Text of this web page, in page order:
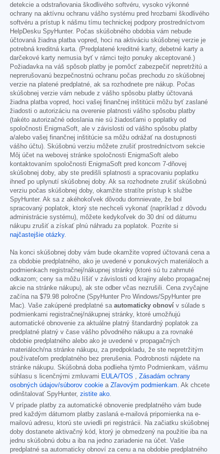
detekcie a odstraňovania škodlivého softvéru, vysoko výkonné
ochrany na aktívnu ochranu vášho systému pred hrozbami škodlivého
softvéru a prístup k nášmu tímu technickej podpory prostredníctvom
HelpDesku SpyHunter. Počas skúšobného obdobia vám nebude
účtovaná žiadna platba vopred, hoci na aktiváciu skúšobnej verzie je
potrebná kreditná karta. (Predplatené kreditné karty, debetné karty a
darčekové karty nemusia byť v rámci tejto ponuky akceptované.)
Požiadavka na váš spôsob platby je pomôcť zabezpečiť nepretržitú a
neprerušovanú bezpečnostnú ochranu počas prechodu zo skúšobnej
verzie na platené predplatné, ak sa rozhodnete pre nákup. Počas
skúšobnej verzie vám nebude z vášho spôsobu platby účtovaná
žiadna platba vopred, hoci vašej finančnej inštitúcii môžu byť zaslané
žiadosti o autorizáciu na overenie platnosti vášho spôsobu platby
(takéto autorizačné odoslania nie sú žiadosťami o poplatky od
spoločnosti EnigmaSoft, ale v závislosti od vášho spôsobu platby
a/alebo vašej finančnej inštitúcie sa môžu odrážať na dostupnosti
vášho účtu). Skúšobnú verziu môžete zrušiť prostredníctvom sekcie
Môj účet na webovej stránke spoločnosti EnigmaSoft alebo
kontaktovaním spoločnosti EnigmaSoft pred koncom 7-dňovej
skúšobnej doby, aby ste predišli splatnosti a spracovaniu poplatku
ihneď po uplynutí skúšobnej doby. Ak sa rozhodnete zrušiť skúšobnú
verziu počas skúšobnej doby, okamžite stratíte prístup k službe
SpyHunter. Ak sa z akéhokoľvek dôvodu domnievate, že bol
spracovaný poplatok, ktorý ste nechceli vykonať (napríklad z dôvodu
administrácie systému), môžete kedykoľvek do 30 dní od dátumu
nákupu zrušiť a získať plnú náhradu za poplatok. Pozrite si
najčastejšie otázky.
Na konci skúšobnej doby vám bude okamžite vopred účtovaná cena a
za obdobie predplatného, ako je uvedené v ponukových materiáloch a
podmienkach registračnej/nákupnej stránky (ktoré sú tu zahrnuté
odkazom; ceny sa môžu líšiť v závislosti od krajiny alebo propagačnej
akcie na stránke nákupu), ak ste odber včas nezrušili. Cena zvyčajne
začína na $79.98 polročne (SpyHunter Pro Windows/SpyHunter pre
Mac). Vaše zakúpené predplatné sa automaticky obnoví v súlade s
podmienkami registračnej/nákupnej stránky, ktoré umožňujú
automatické obnovenie za aktuálne platný štandardný poplatok za
predplatné platný v čase vášho pôvodného nákupu a za rovnaké
obdobie predplatného alebo ako je uvedené v propagačných
materiáloch/na stránke nákupu, za predpokladu, že ste nepretržitým
používateľom predplatného bez prerušenia. Podrobnosti nájdete na
stránke nákupu. Skúšobná doba podlieha týmto Podmienkam, vášmu
súhlasu s licenčnými zmluvami EULA/TOS
Zásadám ochrany
osobných údajov/súborov cookie a Zľavovým podmienkam . Ak chcete
odinštalovať SpyHunter, zistite ako
V prípade platby za automatické obnovenie predplatného vám bude
pred každým dátumom platby zaslaná e-mailová pripomienka na e-
mailovú adresu, ktorú ste uviedli pri registrácii. Na začiatku skúšobnej
doby dostanete aktivačný kód, ktorý je obmedzený na použitie iba na
jednu skúšobnú dobu a iba na jedno zariadenie na účet. Vaše
predplatné sa automaticky obnoví za cenu a na obdobie predplatného